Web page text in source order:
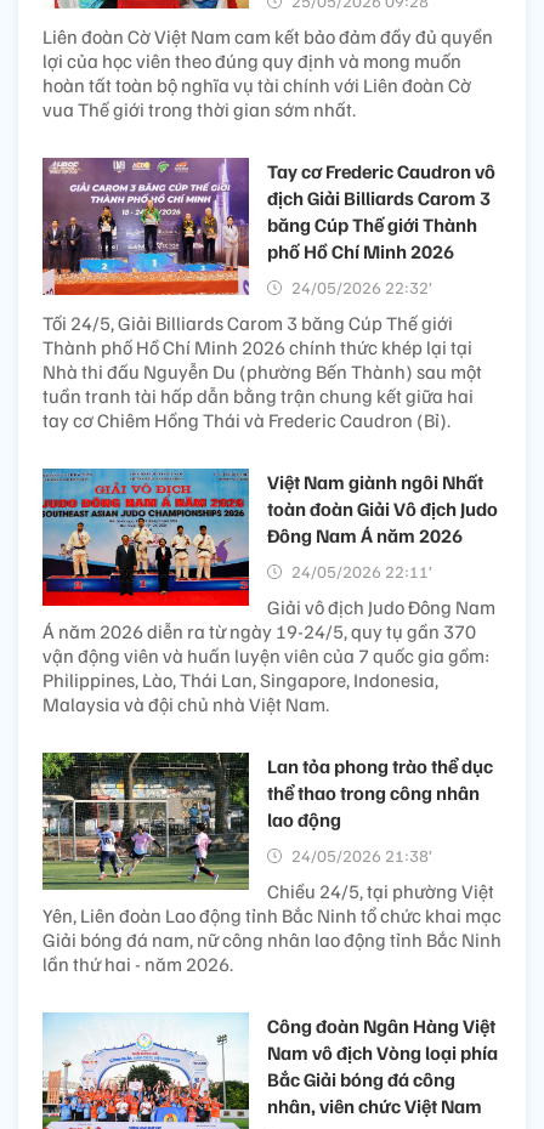
Liên đoàn Cờ Việt Nam cam kết bảo đảm đầy đủ quyền
lợi của học viên theo đúng quy định và mong muốn
hoàn tất toàn bộ nghĩa vụ tài chính với Liên đoàn Cờ
vua Thế giới trong thời gian sớm nhất.
Tay cơ Frederic Caudron vô
địch Giải Billiards Carom 3
băng Cúp Thế giới Thành
phố Hồ Chí Minh 2026
24/05/2026 22:32’
Tối 24/5, Giải Billiards Carom 3 băng Cúp Thế giới
Thành phố Hồ Chí Minh 2026 chính thức khép lại tại
Nhà thi đấu Nguyễn Du (phường Bến Thành) sau một
tuần tranh tài hấp dẫn bằng trận chung kết giữa hai
tay cơ Chiêm Hồng Thái và Frederic Caudron (Bỉ).
Việt Nam giành ngôi Nhất
toàn đoàn Giải Vô địch Judo
Đông Nam Á năm 2026
24/05/2026 22:11’
Giải vô địch Judo Đông Nam
Á năm 2026 diễn ra từ ngày 19-24/5, quy tụ gần 370
vận động viên và huấn luyện viên của 7 quốc gia gồm:
Philippines, Lào, Thái Lan, Singapore, Indonesia,
Malaysia và đội chủ nhà Việt Nam.
Lan tỏa phong trào thể dục
thể thao trong công nhân
lao động
24/05/2026 21:38’
Chiều 24/5, tại phường Việt
Yên, Liên đoàn Lao động tỉnh Bắc Ninh tổ chức khai mạc
Giải bóng đá nam, nữ công nhân lao động tỉnh Bắc Ninh
lần thứ hai - năm 2026.
Công đoàn Ngân Hàng Việt
Nam vô địch Vòng loại phía
Bắc Giải bóng đá công
nhân, viên chức Việt Nam